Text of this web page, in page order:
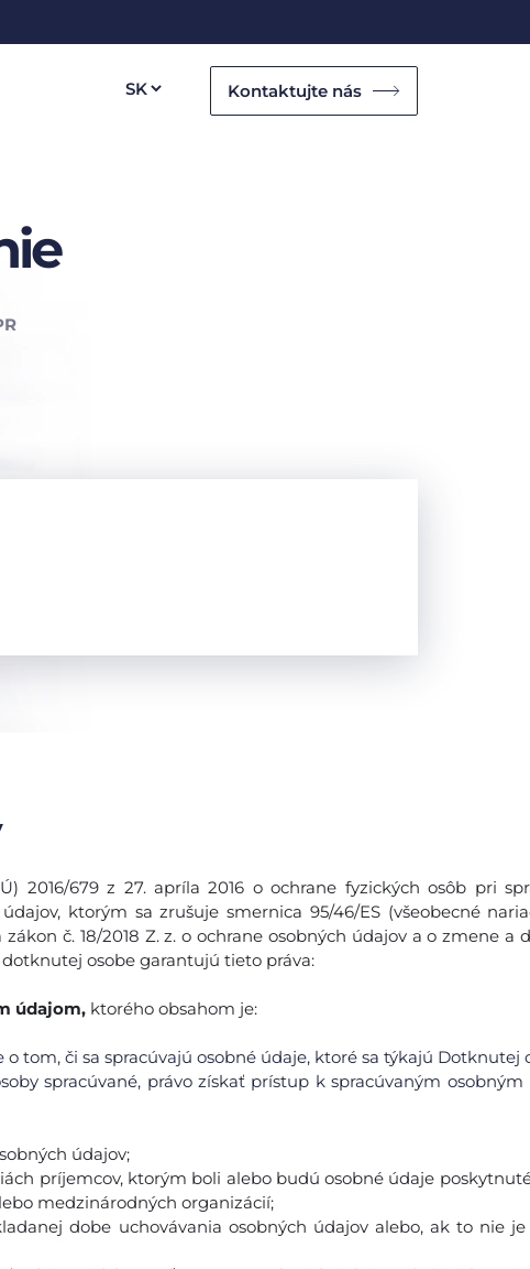
Kontaktujte nás
2016/679 z 27. apríla 2016 o ochrane fyzických osôb pri
ktorým sa zrušuje smernica 95/46/ES (všeobecné
č. 18/2018 Z. z. o ochrane osobných údajov a o zmene a
osobe garantujú tieto práva:
údajom, ktorého obsahom je:
tom, či sa spracúvajú osobné údaje, ktoré sa týkajú Dotknutej
spracúvané, právo získať prístup k spracúvaným
údajov;
príjemcov, ktorým boli alebo budú osobné údaje
medzinárodných organizácií;
dobe uchovávania osobných údajov alebo, ak to nie je